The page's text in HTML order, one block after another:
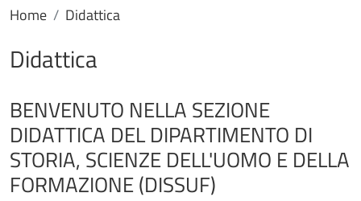
Home Didattica
Didattica
BENVENUTO NELLA SEZIONE
DIDATTICA DEL DIPARTIMENTO DI
STORIA, SCIENZE DELL'UOMO E DELLA
FORMAZIONE (DISSUF)